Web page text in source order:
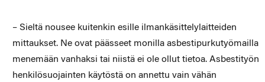
– Sieltä nousee kuitenkin esille ilmankäsittelylaitteiden
mittaukset. Ne ovat päässeet monilla asbestipurkutyömailla
menemään vanhaksi tai niistä ei ole ollut tietoa. Asbestityön
henkilösuojainten käytöstä on annettu vain vähän